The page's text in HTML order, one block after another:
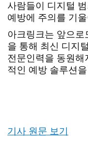
사람들이 디지털
예방에 주의를 기
아크링크는 앞으로
을 통해 최신 디지
전문인력을 동원해
적인 예방 솔루션
기사 원문 보기